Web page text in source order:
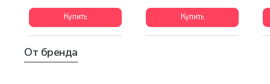
Купить Купить
От бренда